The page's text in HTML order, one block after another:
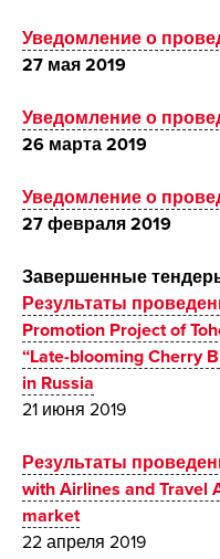
Уведомление о
27 мая 2019
Уведомление о
26 марта 2019
Уведомление о
27 февраля 2019
Завершенные
Результаты
Promotion Project of
“Late-blooming Cherry
in Russia
21 июня 2019
Результаты
with Airlines and Travel
market
22 апреля 2019